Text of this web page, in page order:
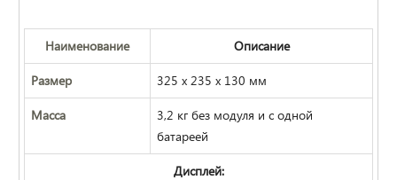
Наименование Описание
Размер 325 х 235 х 130 мм
Масса
3,2 кг без модуля и с одной
батареей
Дисплей: